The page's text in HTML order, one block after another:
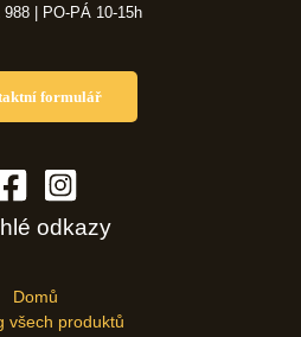
| PO-PÁ 10-15h
formulář
odkazy
Domů
všech produktů